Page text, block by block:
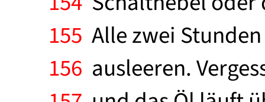
155 Alle zwei
156 ausleeren.